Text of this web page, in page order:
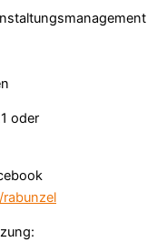
oder